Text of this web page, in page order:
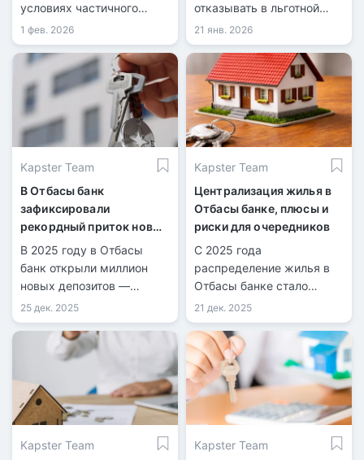
условиях частичного
погашения займов
пенсионными.
1 фев. 2026
отказывать в льготной
ипотеке и аренде.
21 янв. 2026
Kapster Team
В Отбасы банк
зафиксировали
рекордный приток новых
депозитов
В 2025 году в Отбасы
банк открыли миллион
новых депозитов —
рекорд за всю историю
банка.
25 дек. 2025
Kapster Team
Централизация жилья в
Отбасы банке, плюсы и
риски для очередников
С 2025 года
распределение жилья в
Отбасы банке стало
централизованным.
21 дек. 2025
Kapster Team
Kapster Team